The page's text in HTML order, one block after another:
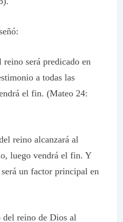
reino será predicado en
a todas las
el fin. (Mateo 24:
reino alcanzará al
luego vendrá el fin. Y
un factor principal en
del reino de Dios al